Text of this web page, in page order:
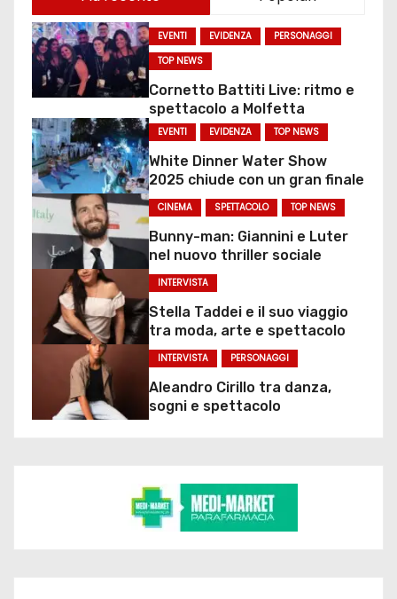
EVENTI EVIDENZA
PERSONAGGI
TOP NEWS
Cornetto Battiti Live: ritmo e
spettacolo a Molfetta
EVENTI EVIDENZA TOP NEWS
White Dinner Water Show
2025 chiude con un gran finale
CINEMA SPETTACOLO TOP NEWS
Bunny-man: Giannini e Luter
nel nuovo thriller sociale
INTERVISTA
Stella Taddei e il suo viaggio
tra moda, arte e spettacolo
INTERVISTA PERSONAGGI
Aleandro Cirillo tra danza,
sogni e spettacolo